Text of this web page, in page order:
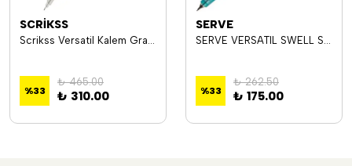
SCRİKSS
Scrikss Versatil Kalem Graph-X 0.7mm Kurşun Gri
%33
₺ 465.00
₺ 310.00
SERVE
SERVE VERSATIL SWELL SV-SWELL 07-F
%33
₺ 262.50
₺ 175.00